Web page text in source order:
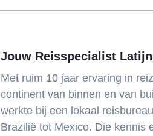
Jouw Reisspecialist
Met ruim 10 jaar ervaring in
continent van binnen en van
werkte bij een lokaal
Brazilië tot Mexico. Die kennis